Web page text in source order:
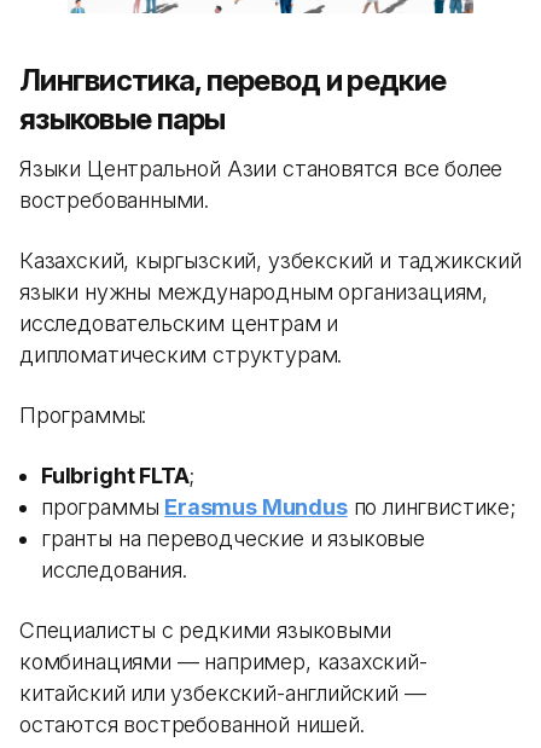
Лингвистика, перевод и редкие
языковые пары
Языки Центральной Азии становятся все более
востребованными.
Казахский, кыргызский, узбекский и таджикский
языки нужны международным организациям,
исследовательским центрам и
дипломатическим структурам.
Программы:
Fulbright FLTA;
программы Erasmus Mundusпо лингвистике;
гранты на переводческие и языковые
исследования.
Специалисты с редкими языковыми
комбинациями — например, казахский-
китайский или узбекский-английский —
остаются востребованной нишей.